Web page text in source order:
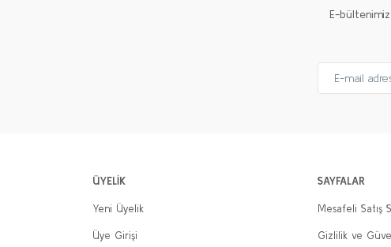
E-
ÜYELİK
Yeni Üyelik
Üye Girişi
SAYFALAR
Mesafeli Satış
Gizlilik ve